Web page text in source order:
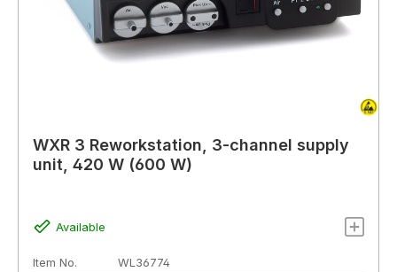
WXR 3 Reworkstation, 3-channel supply
unit, 420 W (600 W)
Available
Item No.
WL36774